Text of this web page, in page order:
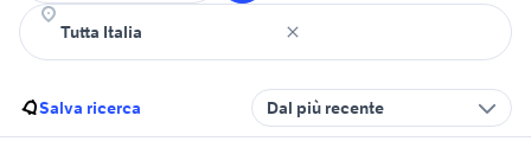
Salva ricerca Dal più recente